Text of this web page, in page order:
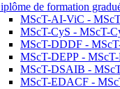
de formation
MScT-AI-ViC -
MScT-CyS - MScT-
MScT-DDDF -
MScT-DEPP -
MScT-DSAIB -
MScT-EDACF -